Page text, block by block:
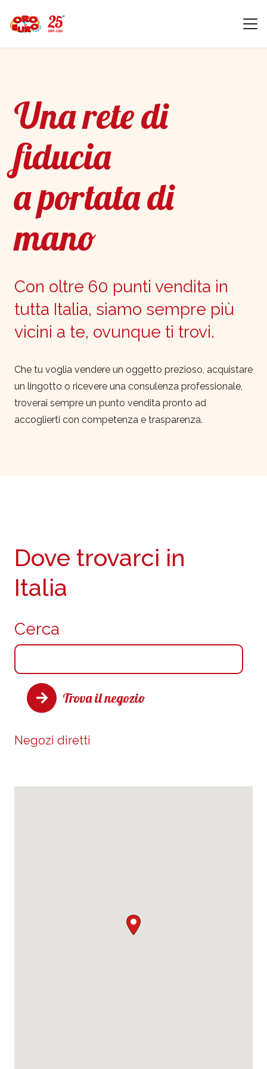
Una rete di
fiducia
a portata di
mano
Con oltre 60 punti vendita in
tutta Italia, siamo sempre più
vicini a te, ovunque ti trovi.
Che tu voglia vendere un oggetto prezioso, acquistare
un lingotto o ricevere una consulenza professionale,
troverai sempre un punto vendita pronto ad
accoglierti con competenza e trasparenza.
Cerca
Trova il negozio
Dove trovarci in
Italia
Negozi diretti